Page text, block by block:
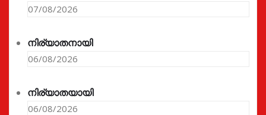
07/08/2026
നിര്യാതനായി
06/08/2026
നിര്യാതയായി
06/08/2026